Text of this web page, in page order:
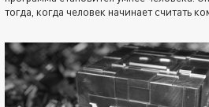
тогда, когда человек начинает считать